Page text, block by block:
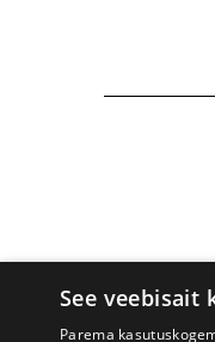
See veebisait
Parema